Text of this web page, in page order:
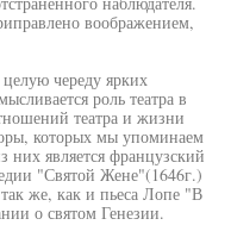
воображением,
череду ярких
роль театра в
театра и жизни
которых мы упоминаем
является французский
"Святой Жене"(1646г.)
же, как и пьеса Лопе "В
о святом Генезии.